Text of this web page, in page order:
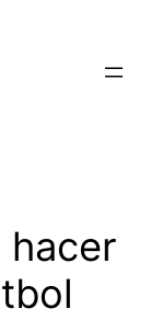
hacer